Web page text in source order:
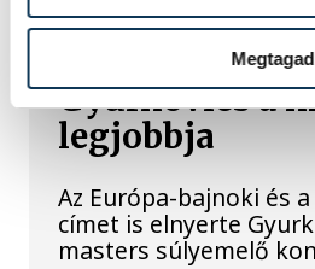
Megtagad
Gyurkovics a
legjobbja
Az Európa-bajnoki és
címet is elnyerte
masters súlyemelő